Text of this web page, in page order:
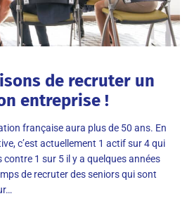
de recruter un
entreprise !
française aura plus de 50 ans. En
c’est actuellement 1 actif sur 4 qui
contre 1 sur 5 il y a quelques années
de recruter des seniors qui sont